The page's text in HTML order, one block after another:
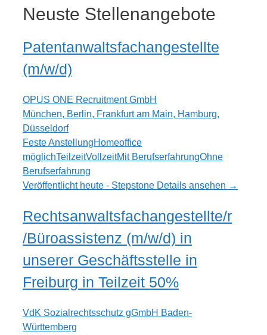
Neuste Stellenangebote
Patentanwaltsfachangestellte
(m/w/d)
OPUS ONE Recruitment GmbH
München, Berlin, Frankfurt am Main, Hamburg,
Düsseldorf
Feste AnstellungHomeoffice
möglichTeilzeitVollzeitMit BerufserfahrungOhne
Berufserfahrung
Veröffentlicht heute - Stepstone Details ansehen →
Rechtsanwaltsfachangestellte/r
/Büroassistenz (m/w/d) in
unserer Geschäftsstelle in
Freiburg in Teilzeit 50%
VdK Sozialrechtsschutz gGmbH Baden-
Württemberg